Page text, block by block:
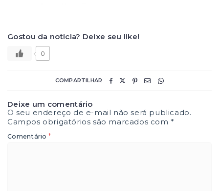
Gostou da notícia? Deixe seu like!
0
COMPARTILHAR
Deixe um comentário
O seu endereço de e-mail não será publicado.
Campos obrigatórios são marcados com*
Comentário *